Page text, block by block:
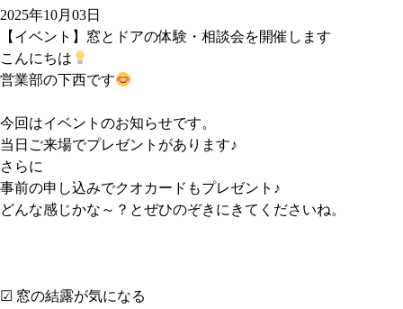
2025年10月03日
【イベント】窓とドアの体験・相談会を開催します
こんにちは
営業部の下西です
今回はイベントのお知らせです。
当日ご来場でプレゼントがあります♪
さらに
事前の申し込みでクオカードもプレゼント♪
どんな感じかな～？とぜひのぞきにきてくださいね。
☑ 窓の結露が気になる